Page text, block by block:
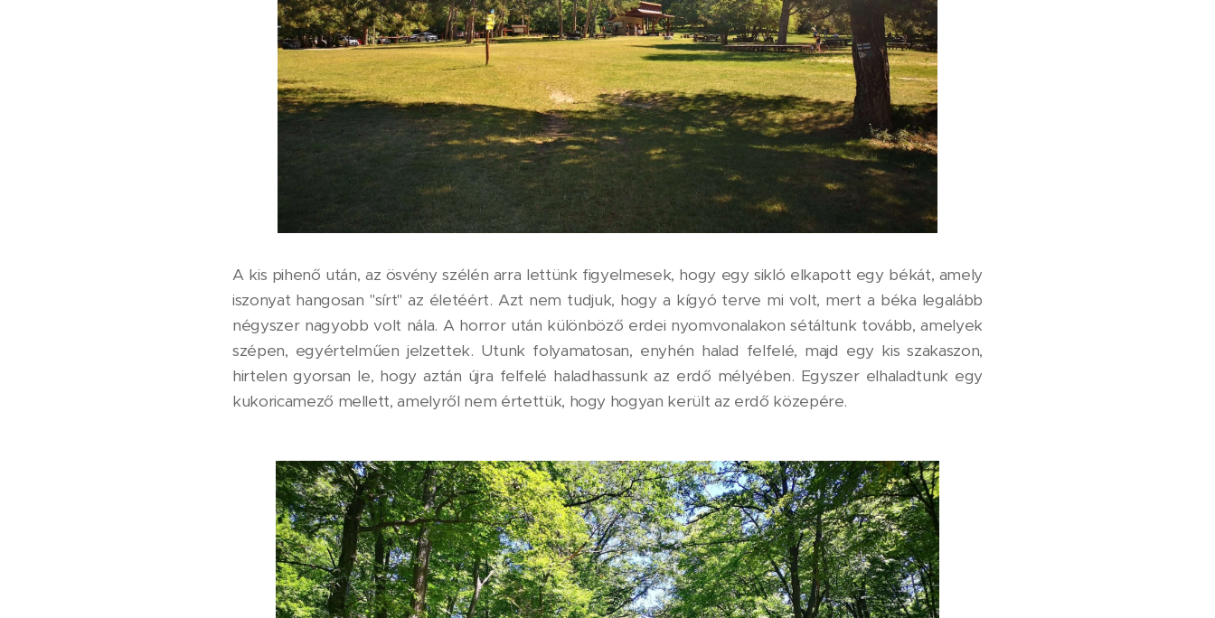
A kis pihenő után, az ösvény szélén arra lettünk figyelmesek, hogy egy sikló elkapott egy békát, amely
iszonyat hangosan "sírt" az életéért. Azt nem tudjuk, hogy a kígyó terve mi volt, mert a béka legalább
négyszer nagyobb volt nála. A horror után különböző erdei nyomvonalakon sétáltunk tovább, amelyek
szépen, egyértelműen jelzettek. Utunk folyamatosan, enyhén halad felfelé, majd egy kis szakaszon,
hirtelen gyorsan le, hogy aztán újra felfelé haladhassunk az erdő mélyében. Egyszer elhaladtunk egy
kukoricamező mellett, amelyről nem értettük, hogy hogyan került az erdő közepére.